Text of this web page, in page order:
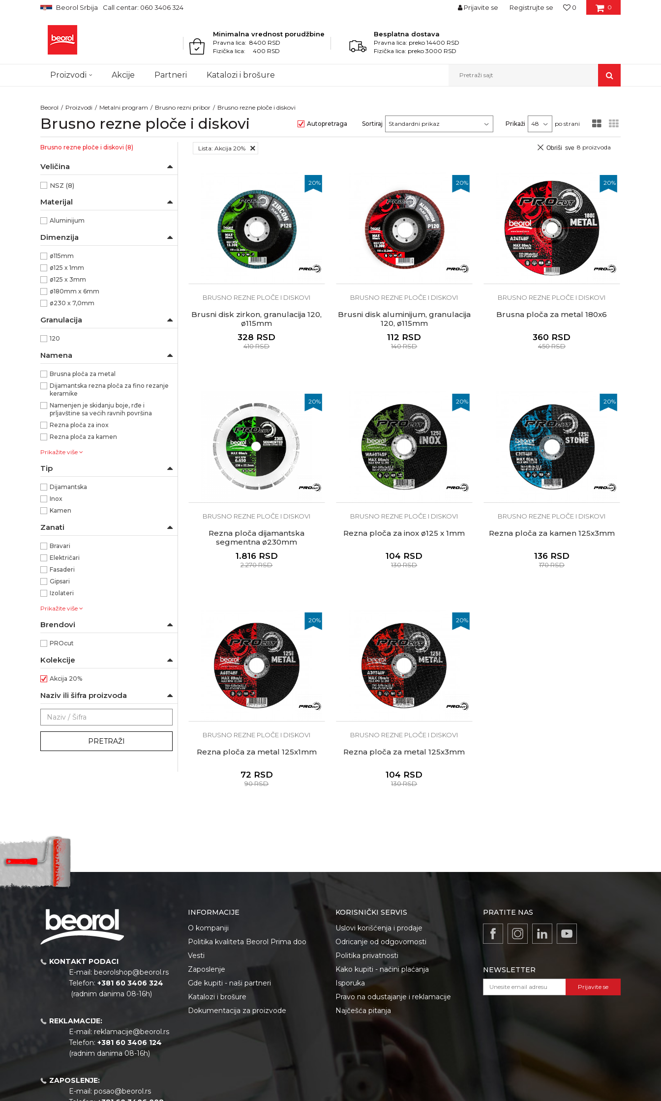
Beorol Srbija Call centar: 060 3406 324 0
0
Prijavite se Registrujte se
Minimalna vrednost porudžbine
Pravna lica: 8400 RSD
Fizička lica: 400 RSD
Besplatna dostava
Pravna lica: preko 14400 RSD
Fizička lica: preko 3000 RSD
Proizvodi Akcije Partneri Katalozi i brošure Pretraži sajt
Beorol Proizvodi Metalni program Brusno rezni pribor Brusno rezne ploče i diskovi
Brusno rezne ploče i diskovi Autopretraga Sortiraj Prikaži po strani
Brusno rezne ploče i diskovi (8)
Veličina
NSZ (8)
Materijal
Aluminijum
Dimenzija
ø115mm
ø125 x 1mm
ø125 x 3mm
ø180mm x 6mm
ø230 x 7,0mm
Granulacija
120
Namena
Brusna ploča za metal
Dijamantska rezna ploča za fino rezanje
keramike
Namenjen je skidanju boje, rđe i
prljavštine sa većih ravnih površina
Rezna ploča za inox
Rezna ploča za kamen
Prikažite više
Tip
Dijamantska
Inox
Kamen
Zanati
Bravari
Električari
Fasaderi
Gipsari
Izolateri
Prikažite više
Brendovi
PROcut
Kolekcije
Akcija 20%
Naziv ili šifra proizvoda
PRETRAŽI
Lista: Akcija 20% 8 proizvoda
Obriši sve
20%
BRUSNO REZNE PLOČE I DISKOVI
Brusni disk zirkon, granulacija 120,
ø115mm
328 RSD
410RSD
20%
BRUSNO REZNE PLOČE I DISKOVI
Brusni disk aluminijum, granulacija
120, ø115mm
112 RSD
140RSD
20%
BRUSNO REZNE PLOČE I DISKOVI
Brusna ploča za metal 180x6
360 RSD
450RSD
20%
BRUSNO REZNE PLOČE I DISKOVI
Rezna ploča dijamantska
segmentna ø230mm
1.816 RSD
2.270RSD
20%
BRUSNO REZNE PLOČE I DISKOVI
Rezna ploča za inox ø125 x 1mm
104 RSD
130RSD
20%
BRUSNO REZNE PLOČE I DISKOVI
Rezna ploča za kamen 125x3mm
136 RSD
170RSD
20%
BRUSNO REZNE PLOČE I DISKOVI
Rezna ploča za metal 125x1mm
72 RSD
90RSD
20%
BRUSNO REZNE PLOČE I DISKOVI
Rezna ploča za metal 125x3mm
104 RSD
130RSD
KONTAKT PODACI
E-mail: beorolshop@beorol.rs
Telefon: +381 60 3406 324
(radnim danima 08-16h)
REKLAMACIJE:
E-mail: reklamacije@beorol.rs
Telefon: +381 60 3406 124
(radnim danima 08-16h)
ZAPOSLENJE:
E-mail: posao@beorol.rs
INFORMACIJE
O kompaniji
Politika kvaliteta Beorol Prima doo
Vesti
Zaposlenje
Gde kupiti - naši partneri
Katalozi i brošure
Dokumentacija za proizvode
KORISNIČKI SERVIS
Uslovi korišćenja i prodaje
Odricanje od odgovornosti
Politika privatnosti
Kako kupiti - načini plaćanja
Isporuka
Pravo na odustajanje i reklamacije
Najčešća pitanja
PRATITE NAS
NEWSLETTER
Prijavite se